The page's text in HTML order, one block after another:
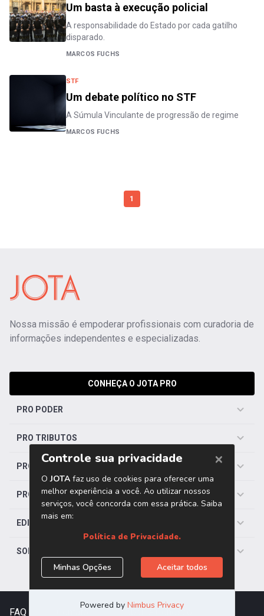
Um basta à execução policial
A responsabilidade do Estado por cada gatilho
disparado.
MARCOS FUCHS
STF
Um debate político no STF
A Súmula Vinculante de progressão de regime
MARCOS FUCHS
1
Nossa missão é empoderar profissionais com curadoria de
informações independentes e especializadas.
CONHEÇA O JOTA PRO
PRO PODER
PRO TRIBUTOS
PRO TRABALHISTA
PRO SAÚDE
EDITORIAS
SOBRE O JOTA
FAQ Trabalhe Conosco